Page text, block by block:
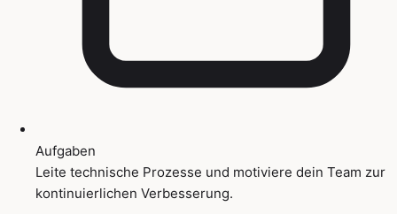
Aufgaben
Leite technische Prozesse und motiviere dein Team zur
kontinuierlichen Verbesserung.